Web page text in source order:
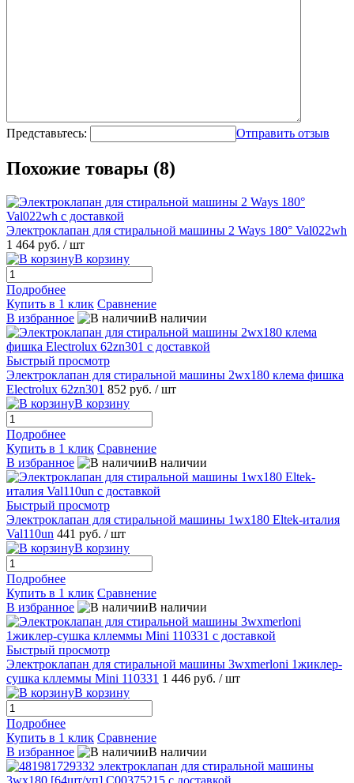
Представьтесь: Отправить отзыв
Похожие товары (8)
Электроклапан для стиральной машины 2 Ways 180° Val022wh
1 464 руб. / шт
В корзину
Подробнее
Купить в 1 клик Сравнение
В избранное
В наличии
Быстрый просмотр
Электроклапан для стиральной машины 2wx180 клема фишка
Electrolux 62zn301 852 руб. / шт
В корзину
Подробнее
Купить в 1 клик Сравнение
В избранное
В наличии
Быстрый просмотр
Электроклапан для стиральной машины 1wx180 Eltek-италия
Val110un 441 руб. / шт
В корзину
Подробнее
Купить в 1 клик Сравнение
В избранное
В наличии
Быстрый просмотр
Электроклапан для стиральной машины 3wxmerloni 1жиклер-
сушка кллеммы Mini 110331 1 446 руб. / шт
В корзину
Подробнее
Купить в 1 клик Сравнение
В избранное
В наличии